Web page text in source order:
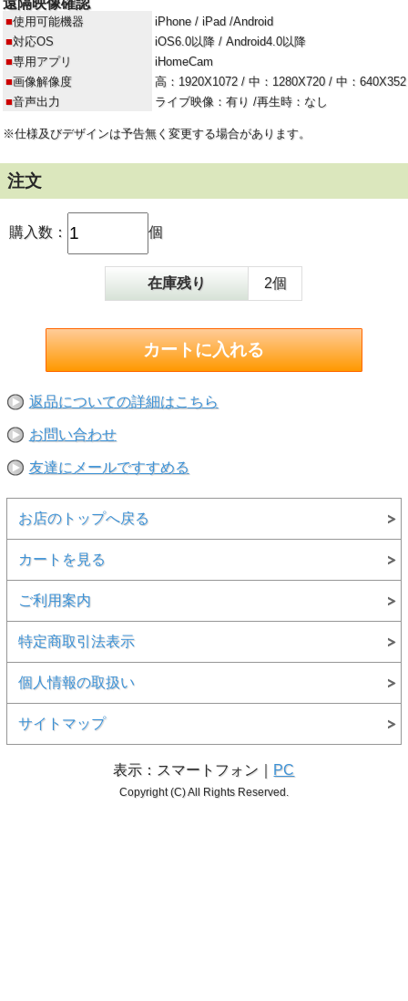
遠隔映像確認
■使用可能機器
iPhone / iPad /Android
■対応OS
iOS6.0以降 / Android4.0以降
■専用アプリ
iHomeCam
■画像解像度
高：1920X1072 / 中：1280X720 / 中：640X352
■音声出力 ライブ映像：有り /再生時：なし
※仕様及びデザインは予告無く変更する場合があります。
注文
購入数： 個
在庫残り 2個
返品についての詳細はこちら
お問い合わせ
友達にメールですすめる
お店のトップへ戻る
カートを見る
ご利用案内
特定商取引法表示
個人情報の取扱い
サイトマップ
表示：スマートフォン｜ PC
Copyright (C) All Rights Reserved.